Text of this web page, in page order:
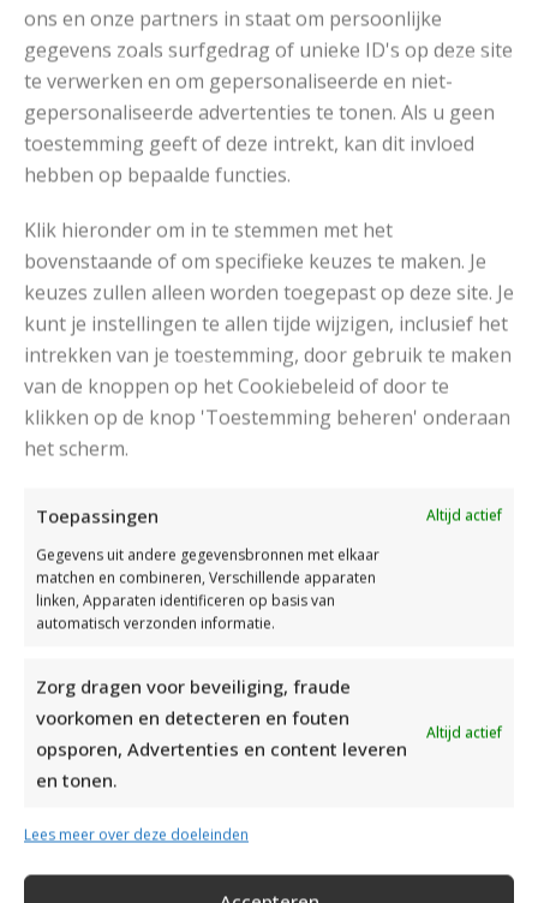
ons en onze partners in staat om persoonlijke
gegevens zoals surfgedrag of unieke ID's op deze site
te verwerken en om gepersonaliseerde en niet-
gepersonaliseerde advertenties te tonen. Als u geen
toestemming geeft of deze intrekt, kan dit invloed
hebben op bepaalde functies.
Klik hieronder om in te stemmen met het
bovenstaande of om specifieke keuzes te maken. Je
keuzes zullen alleen worden toegepast op deze site. Je
kunt je instellingen te allen tijde wijzigen, inclusief het
intrekken van je toestemming, door gebruik te maken
van de knoppen op het Cookiebeleid of door te
klikken op de knop 'Toestemming beheren' onderaan
het scherm.
Toepassingen
Altijd actief
Gegevens uit andere gegevensbronnen met elkaar
matchen en combineren, Verschillende apparaten
linken, Apparaten identificeren op basis van
automatisch verzonden informatie.
Zorg dragen voor beveiliging, fraude
voorkomen en detecteren en fouten
opsporen, Advertenties en content leveren
en tonen.
Altijd actief
Lees meer over deze doeleinden
MOOIE RUIMVALLENDE COLTRUI BREIEN